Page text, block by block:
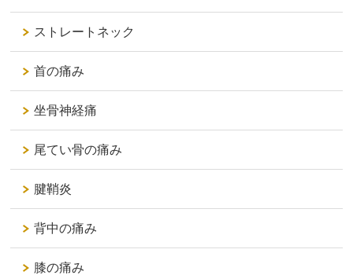
ストレートネック
首の痛み
坐骨神経痛
尾てい骨の痛み
腱鞘炎
背中の痛み
膝の痛み